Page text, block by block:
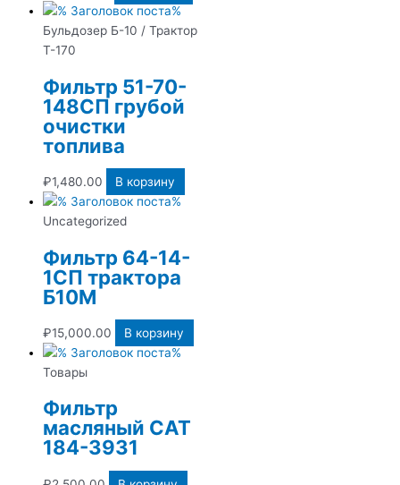
Бульдозер Б-10 / Трактор
Т-170
Фильтр 51-70-
148СП грубой
очистки
топлива
₽1,480.00 В корзину
Uncategorized
Фильтр 64-14-
1СП трактора
Б10М
₽15,000.00 В корзину
Товары
Фильтр
масляный CAT
184-3931